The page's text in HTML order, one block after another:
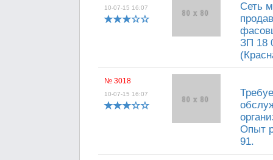
10-07-15 16:07
Сеть
ЗП 18
№ 3018
10-07-15 16:07
Опыт
91.